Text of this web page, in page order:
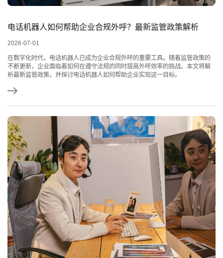
电话机器人如何帮助企业合规外呼？最新监管政策解析
2026-07-01
在数字化时代，电话机器人已成为企业合规外呼的重要工具。随着监管政策的
不断更新，企业面临着如何在遵守法规的同时提高外呼效率的挑战。本文将解
析最新监管政策，并探讨电话机器人如何帮助企业实现这一目标。